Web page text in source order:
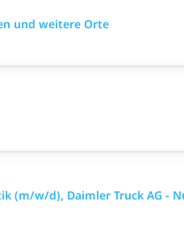
und weitere Orte
(m/w/d), Daimler Truck AG -